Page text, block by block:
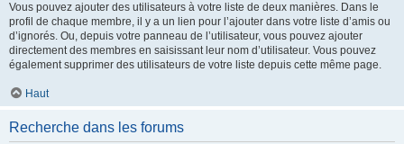
Vous pouvez ajouter des utilisateurs à votre liste de deux manières. Dans le
profil de chaque membre, il y a un lien pour l’ajouter dans votre liste d’amis ou
d’ignorés. Ou, depuis votre panneau de l’utilisateur, vous pouvez ajouter
directement des membres en saisissant leur nom d’utilisateur. Vous pouvez
également supprimer des utilisateurs de votre liste depuis cette même page.
Haut
Recherche dans les forums